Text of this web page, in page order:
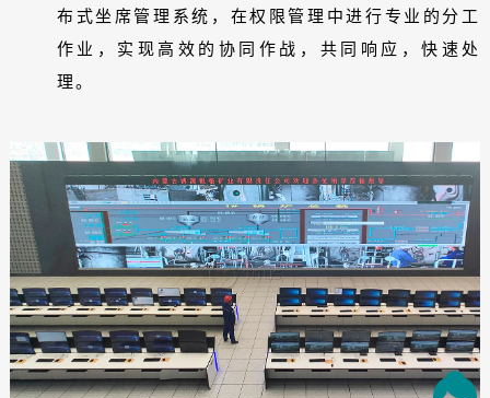
布式坐席管理系统，在权限管理中进行专业的分工
作业，实现高效的协同作战，共同响应，快速处
理。